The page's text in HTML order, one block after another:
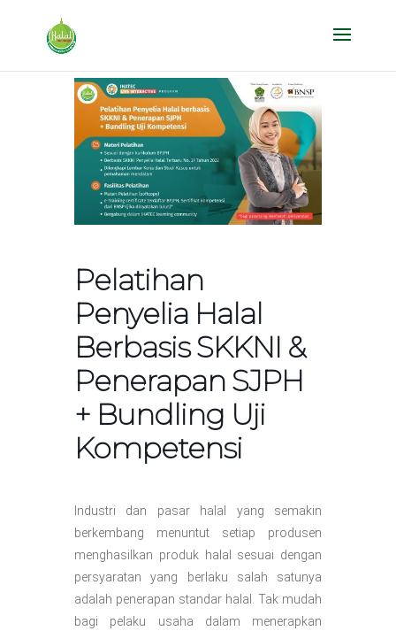
Pelatihan
Penyelia Halal
Berbasis SKKNI &
Penerapan SJPH
+ Bundling Uji
Kompetensi
Industri dan pasar halal yang semakin
berkembang menuntut setiap produsen
menghasilkan produk halal sesuai dengan
persyaratan yang berlaku salah satunya
adalah penerapan standar halal. Tak mudah
bagi pelaku usaha dalam menerapkan